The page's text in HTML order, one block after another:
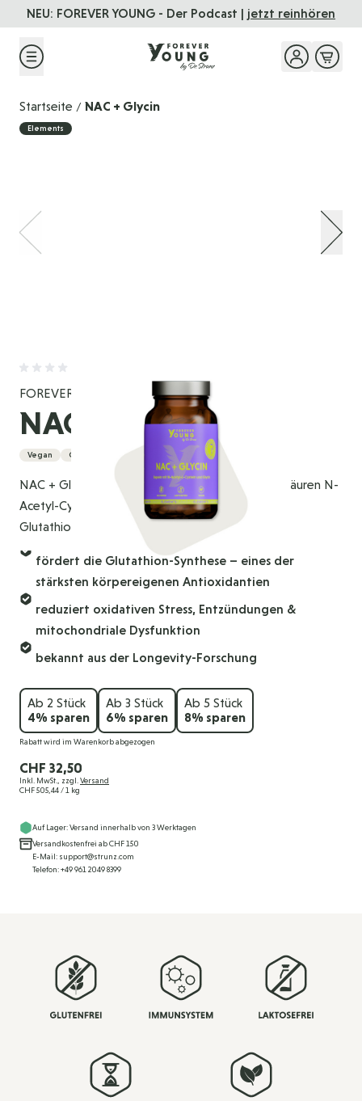
Direkt zum Inhalt
FOREVER YOUNG - Der Podcast |jetzt reinhören
Startseite / NAC + Glycin
Elements
FOREVER YOUNG
NAC + GLYCIN
Vegan Glutenfrei
NAC + Glycin liefert die Kombination der Aminosäuren N-
Acetyl-Cystein (NAC) und Glycin als Vorstufen für
Glutathion.
fördert die Glutathion-Synthese – eines der
stärksten körpereigenen Antioxidantien
reduziert oxidativen Stress, Entzündungen &
mitochondriale Dysfunktion
bekannt aus der Longevity-Forschung
Ab 2 Stück
4% sparen
Ab 3 Stück
6% sparen
Ab 5 Stück
8% sparen
Rabatt wird im Warenkorb abgezogen
CHF 32,50
Inkl. MwSt., zzgl. Versand
CHF 505,44 / 1 kg
Auf Lager: Versand innerhalb von 3 Werktagen
Versandkostenfrei ab CHF 150
E-Mail: support@strunz.com
Telefon: +49 961 2049 8399